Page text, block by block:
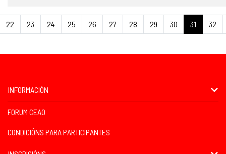
22 23 24 25 26 27 28 29 30 31 32
INFORMACIÓN
FORUM CEAO
CONDICIÓNS PARA PARTICIPANTES